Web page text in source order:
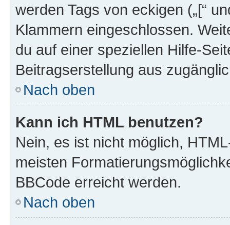
werden Tags von eckigen („[“
Klammern eingeschlossen.
du auf einer speziellen Hilfe-
Beitragserstellung aus
Nach oben
Kann ich HTML benutzen?
Nein, es ist nicht möglich,
meisten
BBCode erreicht werden.
Nach oben